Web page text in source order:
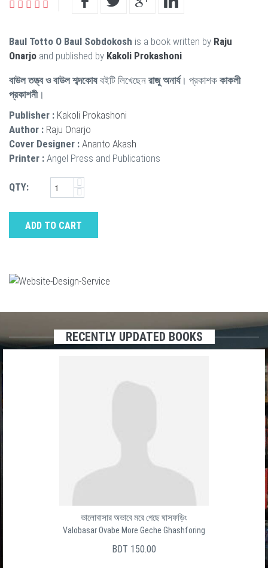
Baul Totto O Baul Sobdokosh is a book written by Raju
Onarjo and published by Kakoli Prokashoni
বাউল তত্ত্ব ও বাউল শব্দকোষবইটি লিখেছেন রাজু অনার্য। প্রকাশক কাকলী
প্রকাশনী।
Publisher : Kakoli Prokashoni
Author : Raju Onarjo
Cover Designer : Ananto Akash
Printer : Angel Press and Publications
QTY:
ADD TO CART
RECENTLY UPDATED BOOKS
ভালোবাসার অভাবে মরে গেছে ঘাসফড়িং
Valobasar Ovabe More Geche Ghashforing
BDT 150.00